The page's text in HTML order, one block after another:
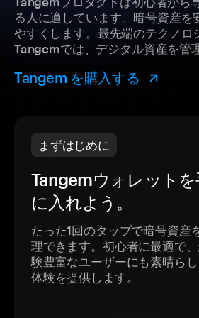
る人に適しています。暗号資産を
やすくします。最先端のテクノロ
Tangemでは、デジタル資産を管
Tangem を購入する
まずはじめに
Tangemウォレットを
に入れよう。
たった1回のタップで暗号資産
理できます。初心者に最適で
験豊富なユーザーにも素晴ら
体験を提供します。